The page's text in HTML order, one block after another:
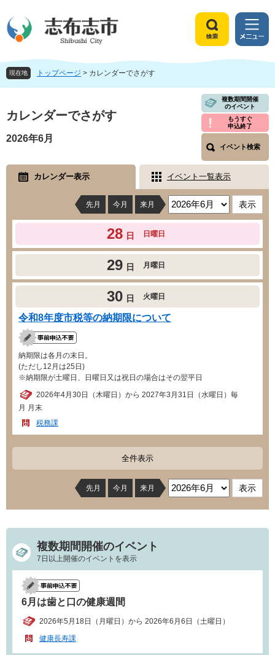
ジ
頭
ュ
飛
本
文
索
メ
ニ
ュ
現在地 トップページ > カレンダーでさがす
文
カレンダーでさがす
複数期間開催
のイベント
もうすぐ
申込終了
イベント検索
2026年6月
カレンダー表示 イベント一覧表示
先月 今月 来月
28 日 日曜日
29 日 月曜日
30 日 火曜日
令和8年度市税等の納期限について
納期限は各月の末日。
(ただし12月は25日)
※納期限が土曜日、日曜日又は祝日の場合はその翌平日
2026年4月30日（木曜日）から 2027年3月31日（水曜日）毎
月 月末
税務課
全件表示
先月 今月 来月
複数期間開催のイベント
7日以上開催のイベントを表示
6月は歯と口の健康週間
2026年5月18日（月曜日）から 2026年6月6日（土曜日）
健康長寿課